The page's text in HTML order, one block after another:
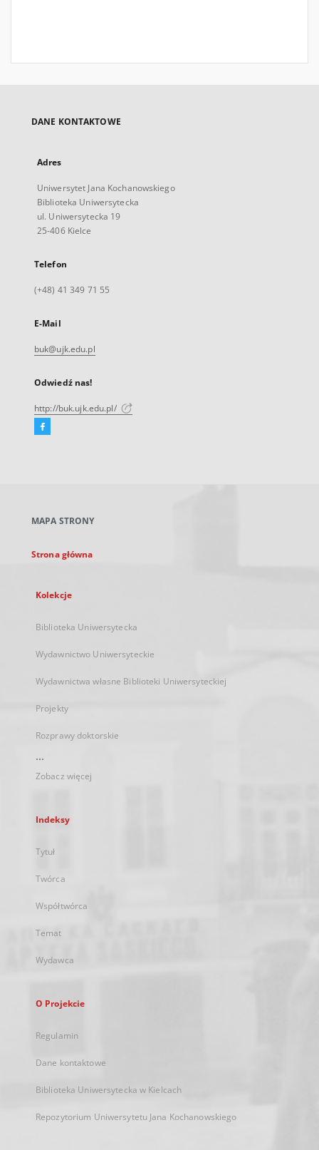
DANE KONTAKTOWE
Adres
Uniwersytet Jana Kochanowskiego
Biblioteka Uniwersytecka
ul. Uniwersytecka 19
25-406 Kielce
Telefon
(+48) 41 349 71 55
E-Mail
buk@ujk.edu.pl
Odwiedź nas!
http://buk.ujk.edu.pl/
Facebook
karcie
MAPA STRONY
Strona główna
Kolekcje
Biblioteka Uniwersytecka
Wydawnictwo Uniwersyteckie
Wydawnictwa własne Biblioteki Uniwersyteckiej
Projekty
Rozprawy doktorskie
...
Zobacz więcej
Indeksy
Tytuł
Twórca
Współtwórca
Temat
Wydawca
O Projekcie
Regulamin
Dane kontaktowe
Biblioteka Uniwersytecka w Kielcach
Repozytorium Uniwersytetu Jana Kochanowskiego